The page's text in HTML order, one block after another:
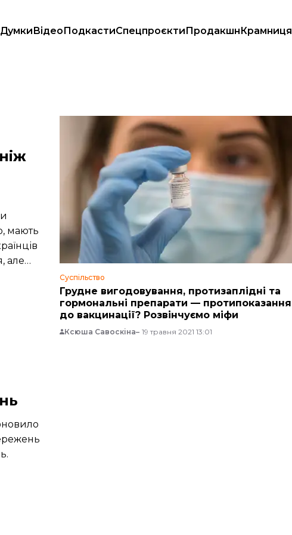
ДумкиВідеоПодкастиСпецпроєктиПродакшнКрамниця
мають
але
Суспільство
Грудне вигодовування, протизаплідні та
гормональні препарати — протипоказання
до вакцинації? Розвінчуємо міфи
Ксюша Савоскіна 19 травня 2021 13:01